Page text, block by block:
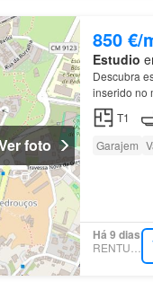
foto
850 €/
Estudio
Descubra
inserido no
valorizadas
T1
Garajem
Há 9 dias